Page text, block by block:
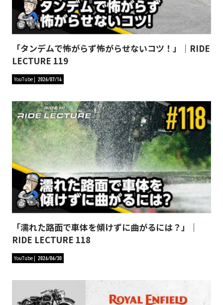
「タンデムで怖がらず怖がらせないコツ！」｜RIDE
LECTURE 119
YouTube 2026/07/14
「濡れた路面で車体を傾けずに曲がるには？」｜
RIDE LECTURE 118
YouTube 2026/06/30